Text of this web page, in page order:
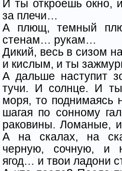
И ты откроешь окно,
за плечи…
А плющ, темный
стенам… рукам…
Дикий, весь в сизом
и кислым, и ты
А дальше наступит
тучи. И солнце. И
моря, то поднимаясь
шагая по сонному
раковины. Ломаные,
А на скалах, на
черную, сочную, и
ягод… и твои ладони